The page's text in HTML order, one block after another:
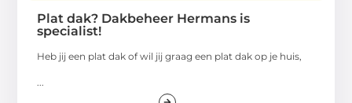
Plat dak? Dakbeheer Hermans is
specialist!
Heb jij een plat dak of wil jij graag een plat dak op je huis,